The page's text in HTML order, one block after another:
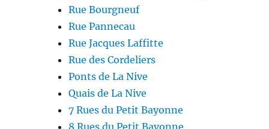
Rue Bourgneuf
Rue Pannecau
Rue Jacques Laffitte
Rue des Cordeliers
Ponts de La Nive
Quais de La Nive
7 Rues du Petit Bayonne